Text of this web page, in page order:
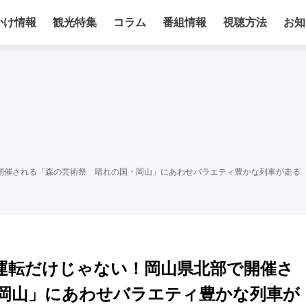
け情報 観光特集 コラム 番組情報 視聴方法 お
される「森の芸術祭 晴れの国・岡山」にあわせバラエティ豊かな列車が走る
だけじゃない！岡山県北部で開催さ
」にあわせバラエティ豊かな列車が